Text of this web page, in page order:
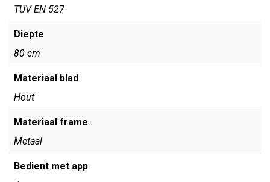
TUV EN 527
Diepte
80 cm
Materiaal blad
Hout
Materiaal frame
Metaal
Bedient met app